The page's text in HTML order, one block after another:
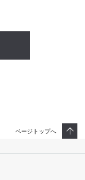
ページトップへ